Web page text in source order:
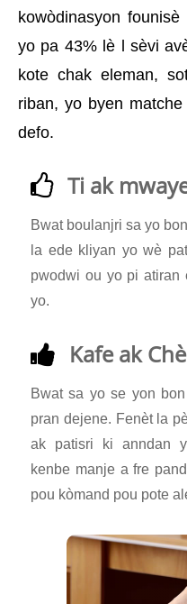
kowòdinasyon
yo pa 43% lè l sèvi
kote chak eleman,
riban, yo byen
defo.
Ti ak
Bwat boulanjri sa yo
la ede kliyan yo wè
pwodwi ou yo pi atiran
yo.
Kafe ak
Bwat sa yo se yon
pran dejene. Fenèt la
ak patisri ki anndan
kenbe manje a fre
pou kòmand pou pote